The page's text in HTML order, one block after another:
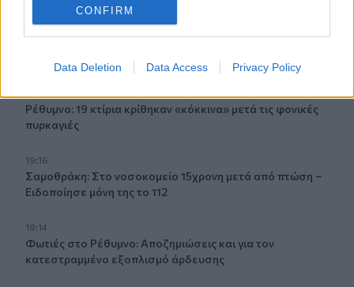
CONFIRM
Data Deletion Data Access Privacy Policy
19:33
Σενετάκης για ΒΟΑΚ: «Η Κρήτη αποκτά επιτέλους έναν
Ρέθυμνο: 19 κτίρια κρίθηκαν «κόκκινα» μετά τις φονικές
πυρκαγιές
19:16
Σαμοθράκη: Στο νοσοκομείο 15χρονη μετά από πτώση –
Ειδοποίησε μόνη της το 112
19:14
Φωτιές στο Ρέθυμνο: Αποζημιώσεις και για τον
κατεστραμμένο εξοπλισμό άρδευσης